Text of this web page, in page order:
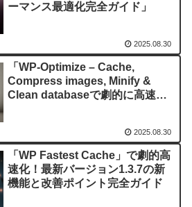
ーマンス最適化完全ガイド」
2025.08.30
「WP-Optimize – Cache,
Compress images, Minify &
Clean databaseで劇的に高速
マンス改善プラグイン」 2025.08.30
「WP Fastest Cache」で劇的高
速化！最新バージョン1.3.7の新
機能と改善ポイント完全ガイド